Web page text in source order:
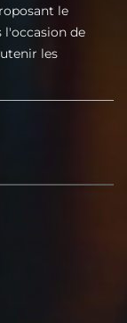
le
l'occasion de
les